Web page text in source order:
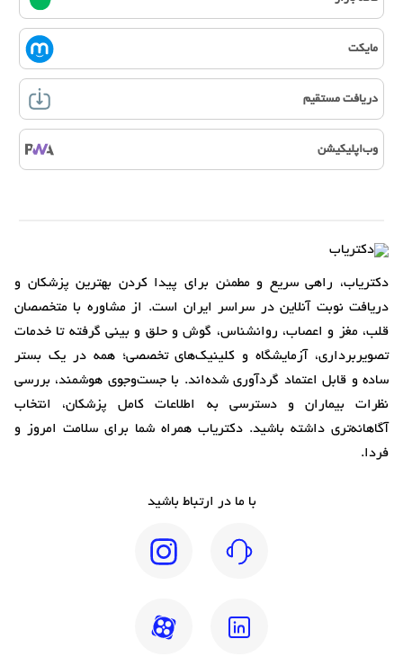
مایکت
دریافت مستقیم
وب‌اپلیکیشن
دکتریاب، راهی سریع و مطمئن برای پیدا کردن بهترین پزشکان و
دریافت نوبت آنلاین در سراسر ایران است. از مشاوره با متخصصان
قلب، مغز و اعصاب، روانشناس، گوش و حلق و بینی گرفته تا خدمات
تصویربرداری، آزمایشگاه و کلینیک‌های تخصصی؛ همه در یک بستر
ساده و قابل اعتماد گردآوری شده‌اند. با جست‌وجوی هوشمند، بررسی
نظرات بیماران و دسترسی به اطلاعات کامل پزشکان، انتخاب
آگاهانه‌تری داشته باشید. دکتریاب همراه شما برای سلامت امروز و
فردا.
با ما در ارتباط باشید